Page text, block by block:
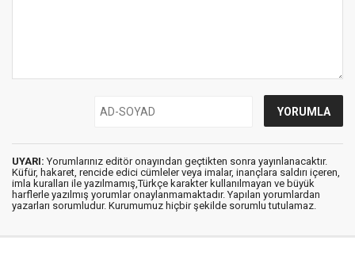
UYARI: Yorumlarınız editör onayından geçtikten sonra yayınlanacaktır.
Küfür, hakaret, rencide edici cümleler veya imalar, inançlara saldırı içeren,
imla kuralları ile yazılmamış,Türkçe karakter kullanılmayan ve büyük
harflerle yazılmış yorumlar onaylanmamaktadır. Yapılan yorumlardan
yazarları sorumludur. Kurumumuz hiçbir şekilde sorumlu tutulamaz.